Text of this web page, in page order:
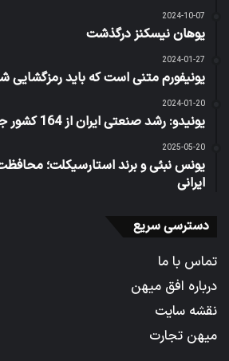
2024-10-07
یوهان نیسکنز درگذشت
2024-01-27
یونیفورم متنی است که باید رمزگشایی
2024-01-20
یونیدو: رشد صنعتی ایران از 164 کشور جهان بیشتر شد
2025-05-20
یونس نبئی و برند استارسیکلت؛
ایرانی
دسترسی سریع
تماس با ما
درباره افق میهن
نقشه سایت
میهن تجارت